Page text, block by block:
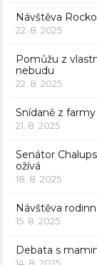
Návštěva
22. 8. 2025
Pomůžu z
nebudu
22. 8. 2025
Snídaně z
21. 8. 2025
Senátor
ožívá
18. 8. 2025
Návštěva
15. 8. 2025
Debata s